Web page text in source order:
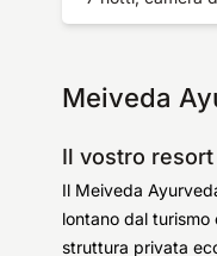
Meiveda
Il vostro
Il Meiveda
lontano dal
struttura privata